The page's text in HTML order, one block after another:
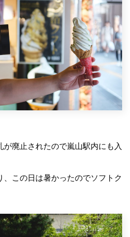
が廃止されたので嵐山駅内にも入
、この日は暑かったのでソフトク